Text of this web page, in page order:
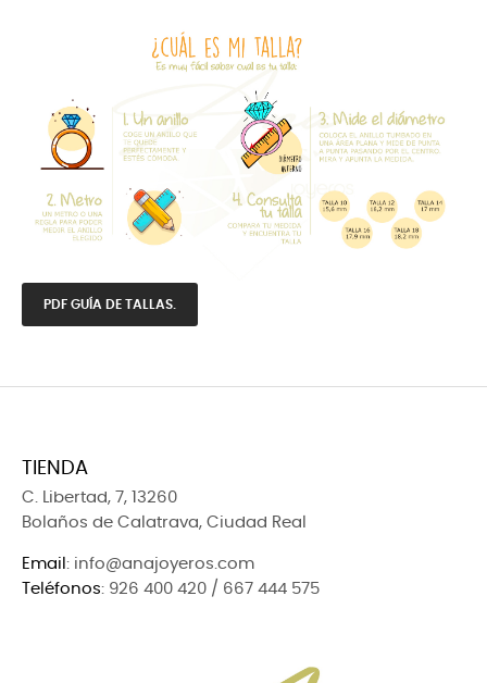
PDF GUÍA DE TALLAS.
TIENDA
C. Libertad, 7, 13260
Bolaños de Calatrava, Ciudad Real
Email : info@anajoyeros.com
Teléfonos: 926 400 420 / 667 444 575